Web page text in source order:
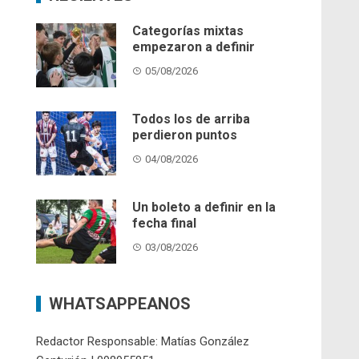
Categorías mixtas
empezaron a definir
05/08/2026
Todos los de arriba
perdieron puntos
04/08/2026
Un boleto a definir en la
fecha final
03/08/2026
WHATSAPPEANOS
Redactor Responsable: Matías González